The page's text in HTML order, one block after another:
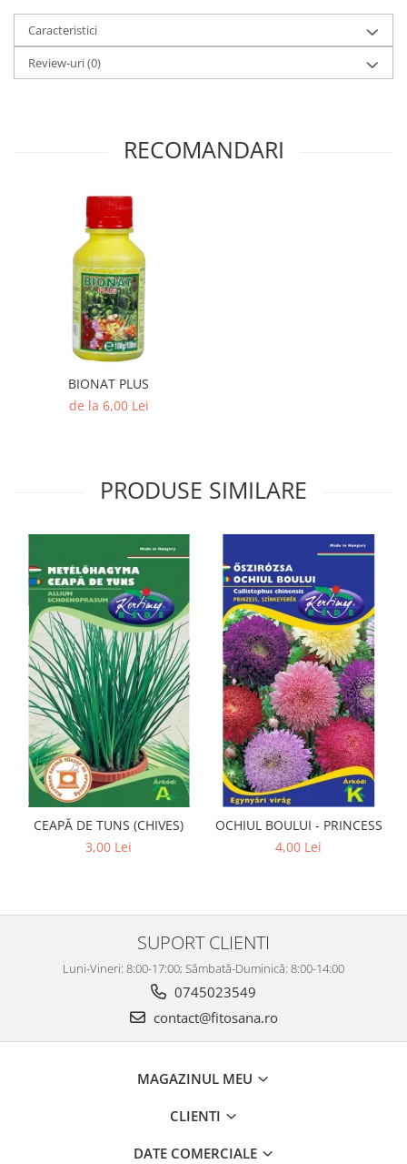
Caracteristici
Review-uri(0)
RECOMANDARI
BIONAT PLUS
de la 6,00 Lei
PRODUSE SIMILARE
CEAPĂ DE TUNS (CHIVES)
3,00 Lei
OCHIUL BOULUI - PRINCESS
4,00 Lei
SUPORT CLIENTI
Luni-Vineri: 8:00-17:00; Sămbată-Duminică: 8:00-14:00
0745023549
contact@fitosana.ro
MAGAZINUL MEU
CLIENTI
DATE COMERCIALE